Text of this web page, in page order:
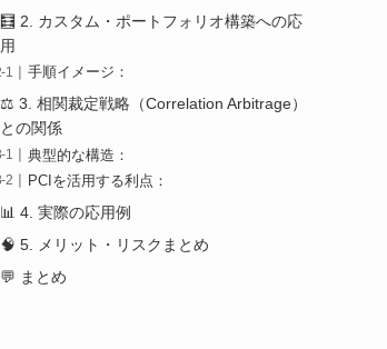
🧮 2. カスタム・ポートフォリオ構築への応
用
手順イメージ：
⚖️ 3. 相関裁定戦略（Correlation Arbitrage）
との関係
典型的な構造：
PCIを活用する利点：
📊 4. 実際の応用例
🧠 5. メリット・リスクまとめ
💬 まとめ